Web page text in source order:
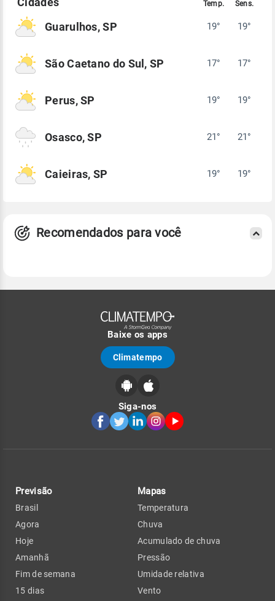
Guarulhos, SP 19° 19°
São Caetano do Sul, SP 17° 17°
Perus, SP 19° 19°
Osasco, SP 21° 21°
Caieiras, SP 19° 19°
Recomendados para você
Baixe os apps
Climatempo
Siga-nos
Previsão
Brasil
Agora
Hoje
Amanhã
Fim de semana
15 dias
Mapas
Temperatura
Chuva
Acumulado de chuva
Pressão
Umidade relativa
Vento